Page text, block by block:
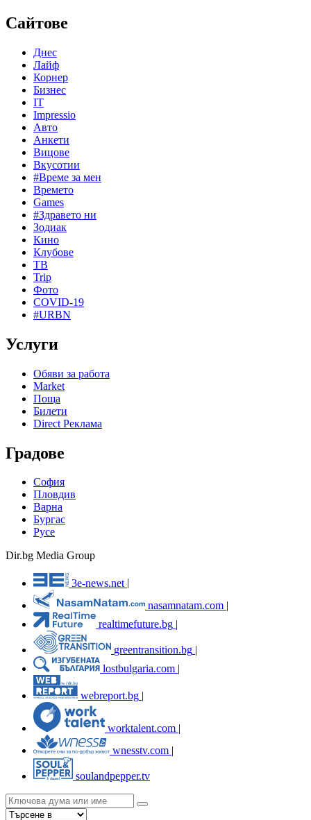
Сайтове
Днес
Лайф
Корнер
Бизнес
IT
Impressio
Авто
Анкети
Вицове
Вкусотии
#Време за мен
Времето
Games
#Здравето ни
Зодиак
Кино
Клубове
ТВ
Trip
Фото
COVID-19
#URBN
Услуги
Обяви за работа
Market
Поща
Билети
Direct Реклама
Градове
София
Пловдив
Варна
Бургас
Русе
Dir.bg Media Group
3e-news.net
nasamnatam.com |
realtimefuture.bg |
greentransition.bg |
lostbulgaria.com |
webreport.bg
worktalent.com |
wnesstv.com |
soulandpepper.tv